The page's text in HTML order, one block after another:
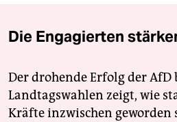
Die Engagierten
Der drohende Erfolg der
Landtagswahlen zeigt, wie
Kräfte inzwischen geworden